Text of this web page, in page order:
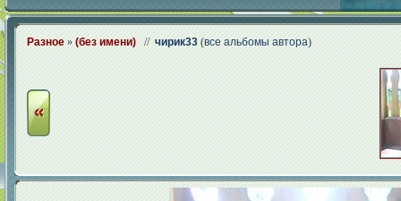
Разное » (без имени) // чирик33 (все альбомы автора)